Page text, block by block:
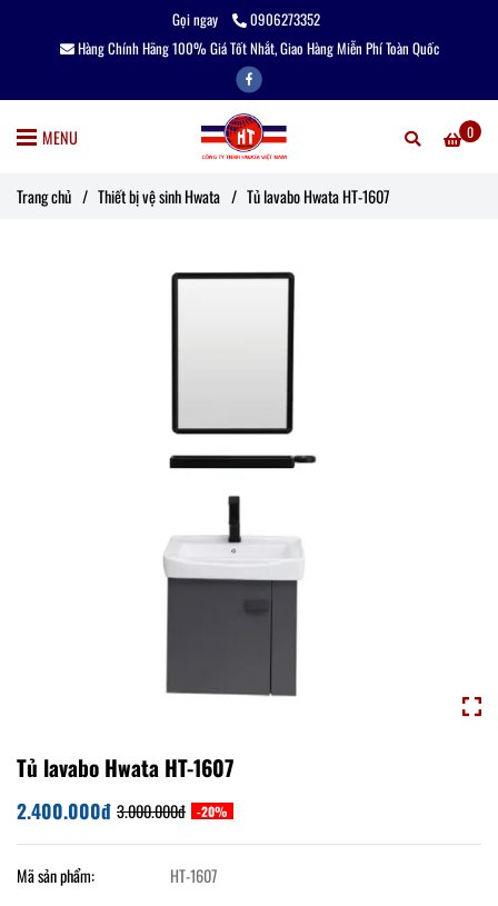
Gọi ngay
0906273352
Hàng Chính Hãng 100% Giá Tốt Nhắt, Giao Hàng Miễn Phí Toàn Quốc
0
MENU
Trang chủ / Thiết bị vệ sinh Hwata / Tủ lavabo Hwata HT-1607
Tủ lavabo Hwata HT-1607
2.400.000đ 3.000.000đ -20%
Mã sản phẩm:
HT-1607